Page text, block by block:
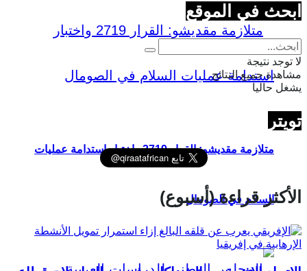
متلازمة مقديشو: القرار 2719 واختبار استدامة عمليات
السلام في الصومال
ابحث في الموقع
لا توجد نتيجة
مشاهدة جميع النتائج
يشغل حاليا
تويتر
الأكثر قراءة (أسبوع)